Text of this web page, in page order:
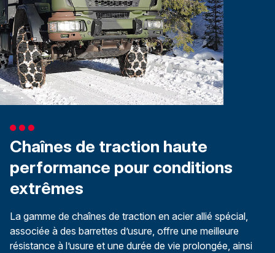
Chaînes de traction haute
performance pour conditions
extrêmes
La gamme de chaînes de traction en acier allié spécial,
associée à des barrettes d’usure, offre une meilleure
résistance à l’usure et une durée de vie prolongée, ainsi